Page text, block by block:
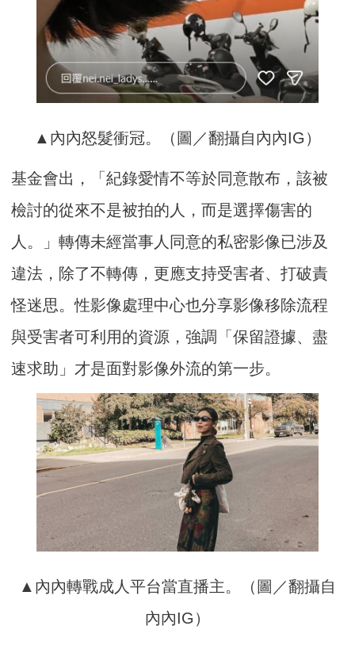
▲內內怒髮衝冠。（圖／翻攝自內內IG）
基金會出，「紀錄愛情不等於同意散布，該被
檢討的從來不是被拍的人，而是選擇傷害的
人。」轉傳未經當事人同意的私密影像已涉及
違法，除了不轉傳，更應支持受害者、打破責
怪迷思。性影像處理中心也分享影像移除流程
與受害者可利用的資源，強調「保留證據、盡
速求助」才是面對影像外流的第一步。
▲內內轉戰成人平台當直播主。（圖／翻攝自
內內IG）